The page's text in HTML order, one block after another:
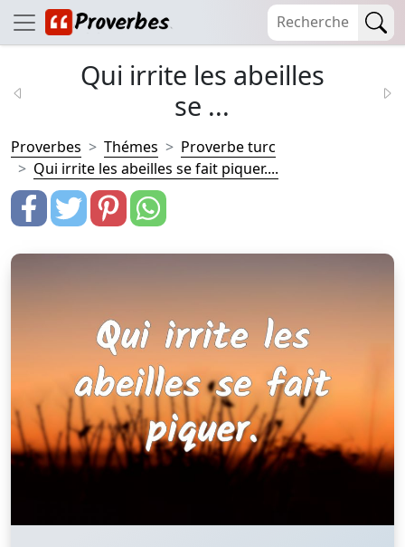
Qui irrite les abeilles
se ...
Proverbes Thémes
Proverbe turc
Qui irrite les abeilles se fait piquer....